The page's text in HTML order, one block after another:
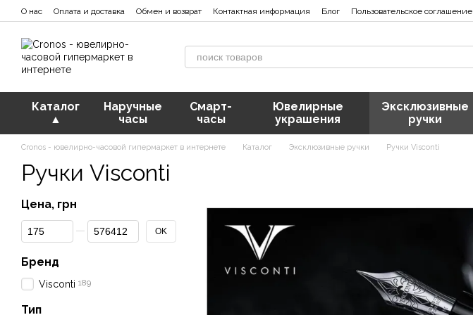
Перейти к основному контенту
О нас Оплата и доставка Обмен и возврат Контактная информация Блог Пользовательское соглашение
Каталог
▲
Наручные
часы
Смарт-
часы
Ювелирные
украшения
Эксклюзивные
ручки
Cronos - ювелирно-часовой гипермаркет в интернете Каталог Эксклюзивные ручки Ручки Visconti
Ручки Visconti
Цена, грн
От Цена, грн
До Цена, грн OK
Бренд
Visconti 189
Тип